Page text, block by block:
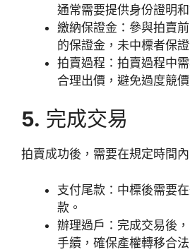
通常需要提供身份證明和
繳納保證金：參與拍賣
的保證金，未中標者保
拍賣過程：拍賣過程中
合理出價，避免過度競價
5. 完成交易
拍賣成功後，需要在規定時間內
支付尾款：中標後需要
款。
辦理過戶：完成交易後
手續，確保產權轉移合法